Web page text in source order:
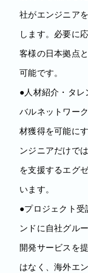
社がエンジニア
します。必要に
客様の日本拠点
可能です。
●人材紹介・タ
バルネットワー
材獲得を可能に
ンジニアだけで
を支援するエグ
います。
●プロジェクト
ンドに自社グル
開発サービスを
はなく、海外エ